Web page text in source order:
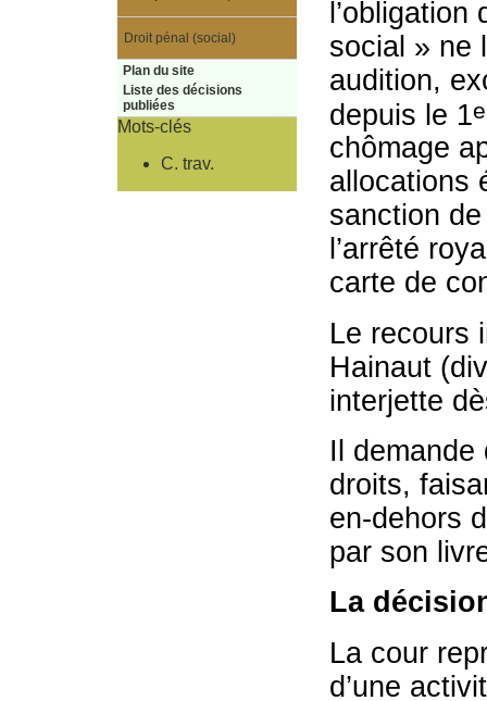
social » ne
audition,
depuis le 1
chômage
allocations
sanction
l’arrêté
carte de
Le recours
Hainaut
interjette
Il demande
droits,
en-dehors
par son
La
La cour
d’une
Droit pénal (social)
Plan du site
Liste des décisions
publiées
Mots-clés
C. trav.